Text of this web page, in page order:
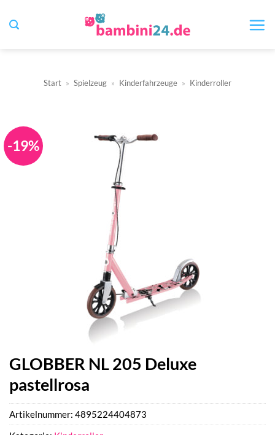
Inhalt
Start » Spielzeug » Kinderfahrzeuge » Kinderroller
-19%
GLOBBER NL 205 Deluxe
pastellrosa
Artikelnummer: 4895224404873